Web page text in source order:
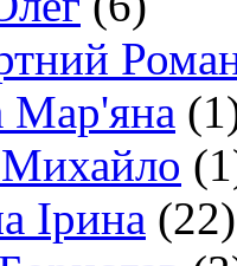
Мар'яна
Михайло
Ірина (22)